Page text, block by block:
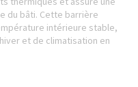
du bâti. Cette barrière
intérieure stable,
et de climatisation en